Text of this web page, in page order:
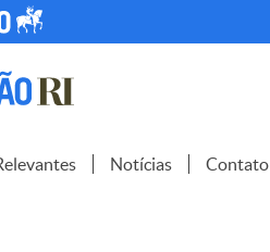
Notícias Contato